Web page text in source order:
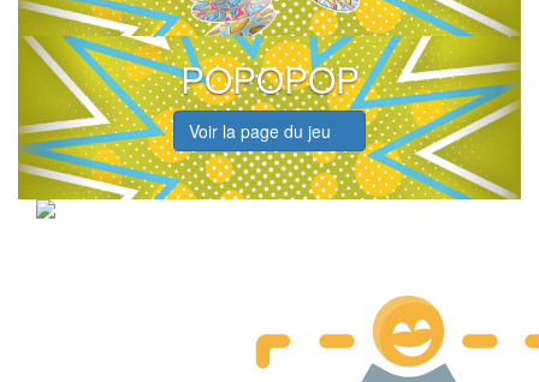
POPOPOP
Voir la page du jeu